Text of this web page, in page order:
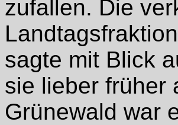
zufallen. Die
sagte mit Blick
sie lieber früher
Grünewald war